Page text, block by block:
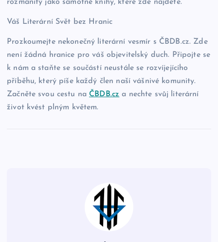
rozmanitý jako samotné knihy, které zde najdete.
Váš Literární Svět bez Hranic
Prozkoumejte nekonečný literární vesmír s ČBDB.cz. Zde
není žádná hranice pro váš objevitelský duch. Připojte se
k nám a staňte se součástí neustále se rozvíjejícího
příběhu, který píše každý člen naší vášnivé komunity.
Začněte svou cestu na ČBDB.cz a nechte svůj literární
život kvést plným květem.